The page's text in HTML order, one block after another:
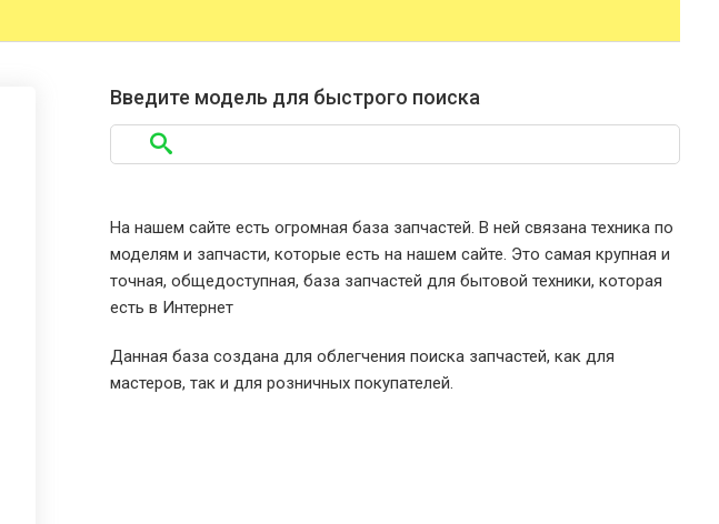
Введите модель для быстрого поиска
На нашем сайте есть огромная база запчастей. В ней связана техника по
моделям и запчасти, которые есть на нашем сайте. Это самая крупная и
точная, общедоступная, база запчастей для бытовой техники, которая
есть в Интернет
Данная база создана для облегчения поиска запчастей, как для
мастеров, так и для розничных покупателей.